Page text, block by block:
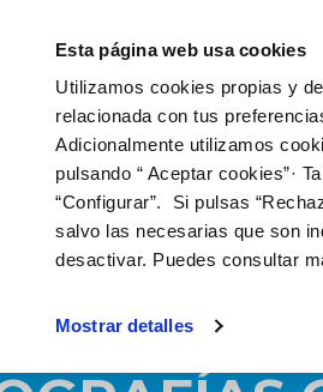
Esta página web usa cookies
Utilizamos cookies propias y
relacionada con tus
Adicionalmente utilizamos
pulsando “ Aceptar cookies”·
“Configurar”. Si pulsas
salvo las necesarias que son
desactivar. Puedes consultar
Mostrar detalles
QUIÉNES SOMOS QUÉ